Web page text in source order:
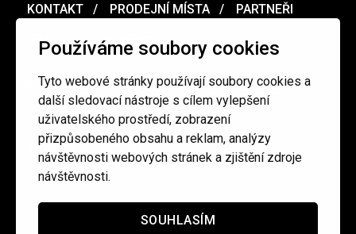
Používáme soubory cookies
Tyto webové stránky používají soubory cookies a
další sledovací nástroje s cílem vylepšení
uživatelského prostředí, zobrazení
přizpůsobeného obsahu a reklam, analýzy
návštěvnosti webových stránek a zjištění zdroje
návštěvnosti.
SOUHLASÍM
KONTAKT PRODEJNÍ MÍSTA PARTNEŘI
MERCH VOUCHER
Ochrana osobních údajů / Obchodní podmínky
redakce@cinepur.cz